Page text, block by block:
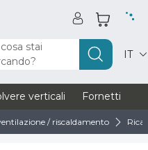
stai
IT
verticali Fornetti
/ riscaldamento